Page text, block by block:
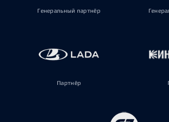
Генеральный партнёр
Партнёр